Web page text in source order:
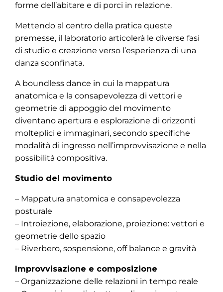
forme dell’abitare e di porci in relazione.
Mettendo al centro della pratica queste
premesse, il laboratorio articolerà le diverse fasi
di studio e creazione verso l’esperienza di una
danza sconfinata.
A boundless dance in cui la mappatura
anatomica e la consapevolezza di vettori e
geometrie di appoggio del movimento
diventano apertura e esplorazione di orizzonti
molteplici e immaginari, secondo specifiche
modalità di ingresso nell’improvvisazione e nella
possibilità compositiva.
Studio del movimento
– Mappatura anatomica e consapevolezza
posturale
– Introiezione, elaborazione, proiezione: vettori e
geometrie dello spazio
– Riverbero, sospensione, off balance e gravità
Improvvisazione e composizione
– Organizzazione delle relazioni in tempo reale